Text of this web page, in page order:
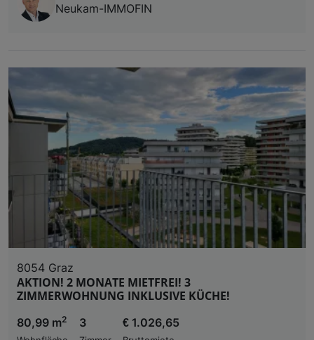
Neukam-IMMOFIN
8054 Graz
AKTION! 2 MONATE MIETFREI! 3
ZIMMERWOHNUNG INKLUSIVE KÜCHE!
80,99 m2
3 € 1.026,65